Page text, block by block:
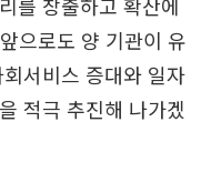
으로도 양 기관이 유
서비스 증대와 일자
적극 추진해 나가겠